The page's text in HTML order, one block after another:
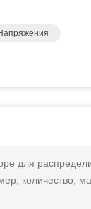
для
количество,